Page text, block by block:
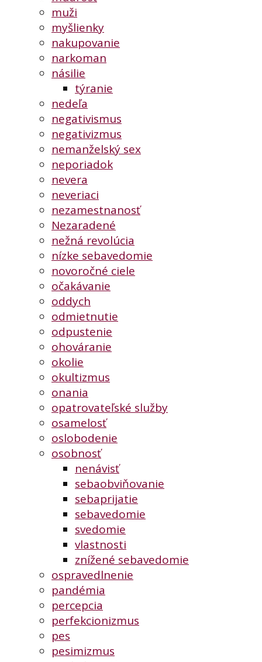
muži
myšlienky
nakupovanie
narkoman
násilie
týranie
nedeľa
negativismus
negativizmus
nemanželský sex
neporiadok
nevera
neveriaci
nezamestnanosť
Nezaradené
nežná revolúcia
nízke sebavedomie
novoročné ciele
očakávanie
oddych
odmietnutie
odpustenie
ohováranie
okolie
okultizmus
onania
opatrovateľské služby
osamelosť
oslobodenie
osobnosť
nenávisť
sebaobviňovanie
sebaprijatie
sebavedomie
svedomie
vlastnosti
znížené sebavedomie
ospravedlnenie
pandémia
percepcia
perfekcionizmus
pes
pesimizmus